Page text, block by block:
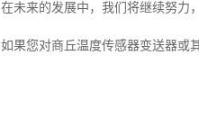
在未来的发展中，我们将继续努力
如果您对商丘温度传感器变送器或